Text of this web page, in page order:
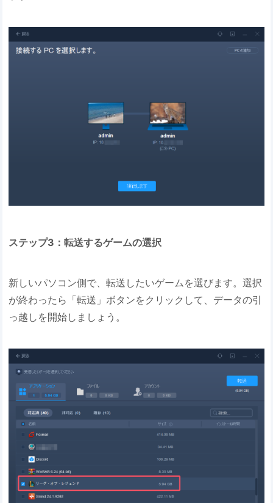
ステップ3：転送するゲームの選択
新しいパソコン側で、転送したいゲームを選びます。選択
が終わったら「転送」ボタンをクリックして、データの引
っ越しを開始しましょう。